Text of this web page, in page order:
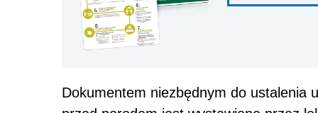
Dokumentem niezbędnym do ustalenia